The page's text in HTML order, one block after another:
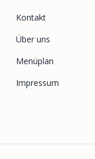
Kontakt
Über uns
Menüplan
Impressum